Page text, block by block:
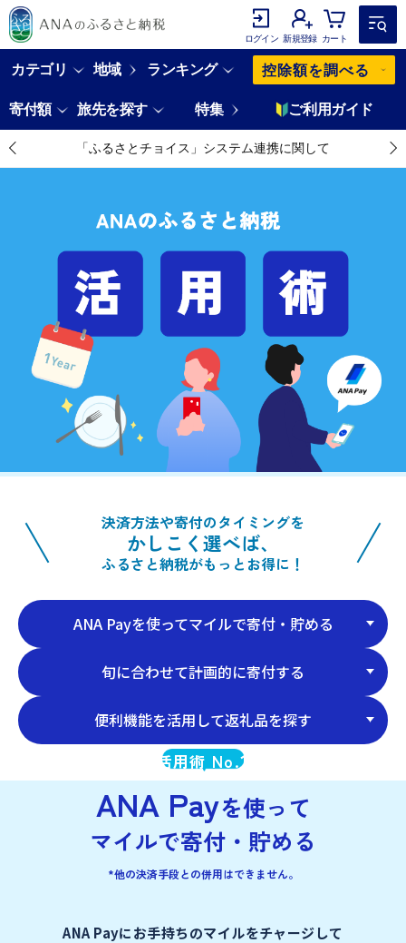
ログイン 新規登録 カート
カテゴリ 地域 ランキング 控除額を調べる
寄付額 旅先を探す 特集 ご利用ガイド
「ふるさとチョイス」システム連携に関して
決済方法や寄付のタイミングを
かしこく選べば、
ふるさと納税がもっとお得に！
ANA Payを使ってマイルで寄付・貯める
旬に合わせて計画的に寄付する
便利機能を活用して返礼品を探す
活用術 No.1
ANA Payを使って
マイルで寄付・貯める
*他の決済手段との併用はできません。
ANA Payにお手持ちのマイルをチャージして